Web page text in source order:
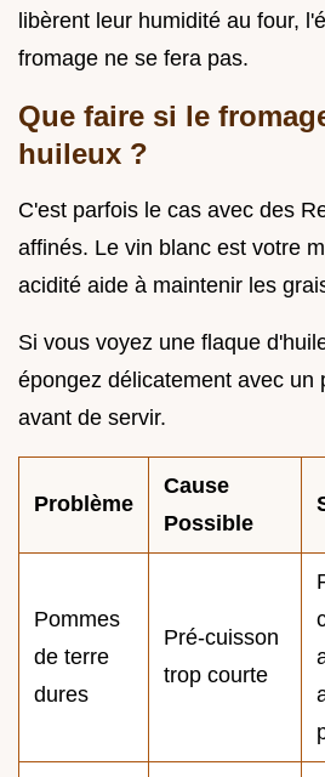
libèrent leur humidité au four,
fromage ne se fera pas.
Que faire si le
huileux ?
C'est parfois le cas avec des
affinés. Le vin blanc est votre
acidité aide à maintenir les
Si vous voyez une flaque
épongez délicatement avec un
avant de servir.
Problème
Cause
Possible
Pommes
de terre
dures
Pré-cuisson
trop courte